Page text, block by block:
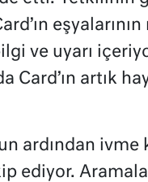
ve uyarı
Card’ın artık
ardından ivme
ediyor.